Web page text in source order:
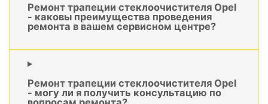
Ремонт трапеции стеклоочистителя Opel
- каковы преимущества проведения
ремонта в вашем сервисном центре?
Ремонт трапеции стеклоочистителя Opel
- могу ли я получить консультацию по